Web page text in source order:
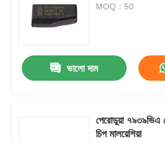
MOQ：50
ভালো দাম
পেরোডুয়া ৭৯৩৯ভিএ
চিপ মালয়েশিয়া